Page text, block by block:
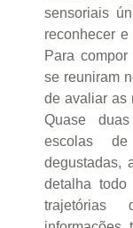
sensoriais
reconhecer
Para
se reuniram
de avaliar as
Quase
escolas
degustadas,
detalha todo
trajetórias